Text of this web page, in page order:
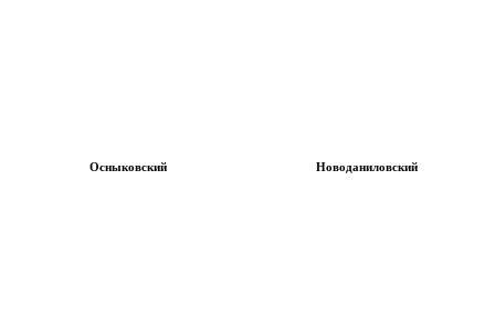
Осныковский Новоданиловский